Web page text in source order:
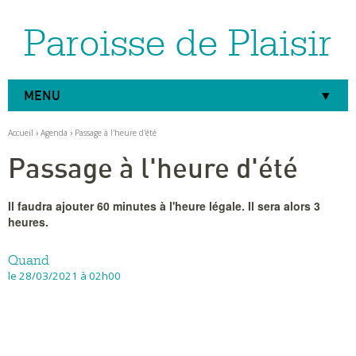
Outils
personnels
Paroisse de Plaisir
MENU
Accueil › Agenda › Passage à l'heure d'été
Passage à l'heure d'été
Il faudra ajouter 60 minutes à l'heure légale. Il sera alors 3
heures.
Quand
le 28/03/2021 à 02h00